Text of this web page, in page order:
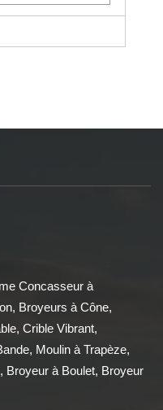
Concasseur à
Broyeurs à Cône,
Crible Vibrant,
Moulin à Trapèze,
Broyeur à Boulet, Broyeur